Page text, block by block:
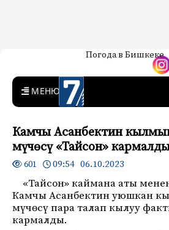
7-канал.
Кыргызстан
Жаңылыктар — Кыргызстан
Погода в Бишкеке
MENU
Камчы Асанбектин
мүчөсү «Тайсон»
601 09:54 06.10.2023
«Тайсон» каймана аты
Камчы Асанбектин уюшкан
мүчөсү пара талап кылуу
кармалды.